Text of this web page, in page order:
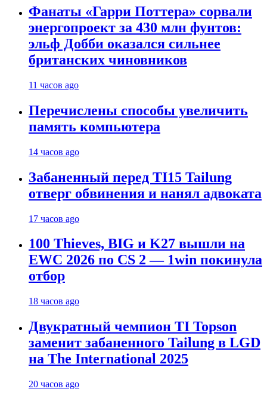
Фанаты «Гарри Поттера» сорвали
энергопроект за 430 млн фунтов:
эльф Добби оказался сильнее
британских чиновников
11 часов ago
Перечислены способы увеличить
память компьютера
14 часов ago
Забаненный перед TI15 Tailung
отверг обвинения и нанял адвоката
17 часов ago
100 Thieves, BIG и K27 вышли на
EWC 2026 по CS 2 — 1win покинула
отбор
18 часов ago
Двукратный чемпион TI Topson
заменит забаненного Tailung в LGD
на The International 2025
20 часов ago